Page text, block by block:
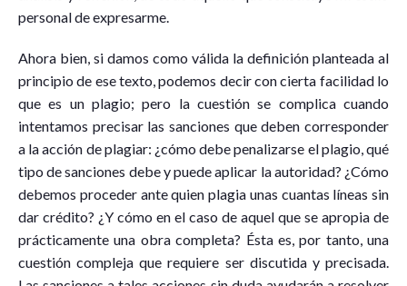
personal de expresarme.
Ahora bien, si damos como válida la definición planteada al
principio de ese texto, podemos decir con cierta facilidad lo
que es un plagio; pero la cuestión se complica cuando
intentamos precisar las sanciones que deben corresponder
a la acción de plagiar: ¿cómo debe penalizarse el plagio, qué
tipo de sanciones debe y puede aplicar la autoridad? ¿Cómo
debemos proceder ante quien plagia unas cuantas líneas sin
dar crédito? ¿Y cómo en el caso de aquel que se apropia de
prácticamente una obra completa? Ésta es, por tanto, una
cuestión compleja que requiere ser discutida y precisada.